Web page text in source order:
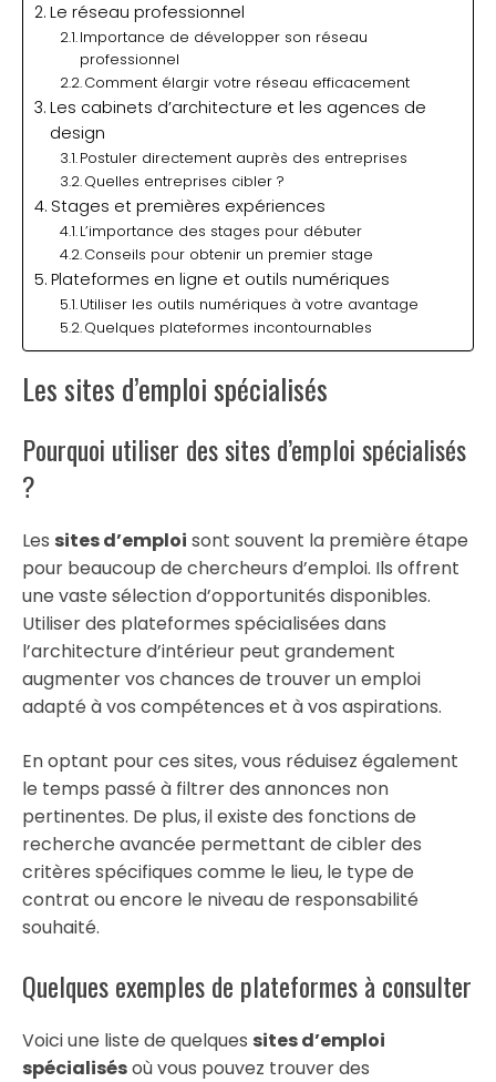
Le réseau professionnel
Importance de développer son réseau
professionnel
Comment élargir votre réseau efficacement
Les cabinets d’architecture et les agences de
design
Postuler directement auprès des entreprises
Quelles entreprises cibler ?
Stages et premières expériences
L’importance des stages pour débuter
Conseils pour obtenir un premier stage
Plateformes en ligne et outils numériques
Utiliser les outils numériques à votre avantage
Quelques plateformes incontournables
Les sites d’emploi spécialisés
Pourquoi utiliser des sites d’emploi spécialisés
?
Les sites d’emploi sont souvent la première étape
pour beaucoup de chercheurs d’emploi. Ils offrent
une vaste sélection d’opportunités disponibles.
Utiliser des plateformes spécialisées dans
l’architecture d’intérieur peut grandement
augmenter vos chances de trouver un emploi
adapté à vos compétences et à vos aspirations.
En optant pour ces sites, vous réduisez également
le temps passé à filtrer des annonces non
pertinentes. De plus, il existe des fonctions de
recherche avancée permettant de cibler des
critères spécifiques comme le lieu, le type de
contrat ou encore le niveau de responsabilité
souhaité.
Quelques exemples de plateformes à consulter
Voici une liste de quelques sites d’emploi
spécialisésoù vous pouvez trouver des